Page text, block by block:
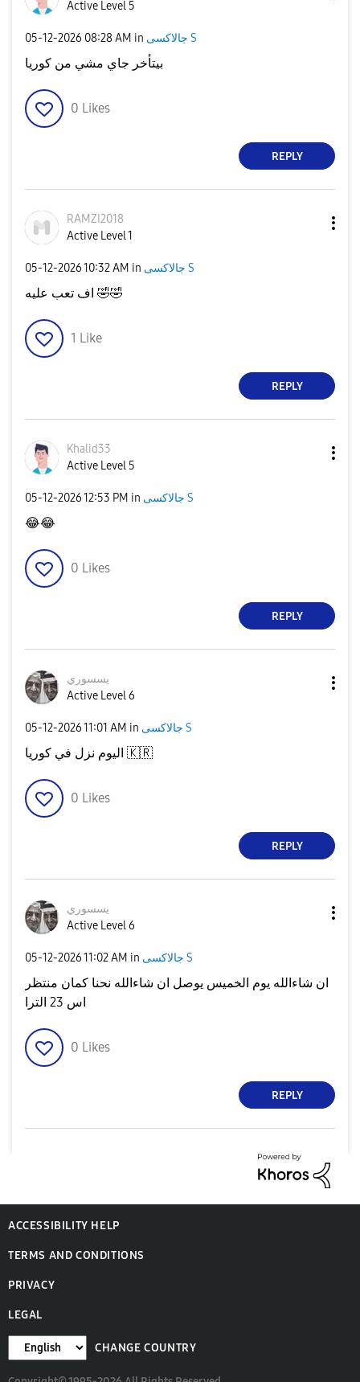
Active Level 5
‎05-12-2026 08:28 AM in جالاكسى S
بيتأخر جاي مشي من كوريا
0 Likes
REPLY
RAMZI2018
Active Level 1
‎05-12-202610:32 AM in جالاكسى S
🤣🤣
1 Like
REPLY
Khalid33
Active Level 5
‎05-12-202612:53 PM in جالاكسى S
😂😂
0 Likes
REPLY
يسسوري
Active Level 6
‎05-12-202611:01 AM in جالاكسى S
🇰🇷
0 Likes
REPLY
يسسوري
Active Level 6
‎05-12-202611:02 AM in جالاكسى S
ان شاءالله يوم الخميس يوصل ان شاءالله نحنا كمان منتظر
اس 23 الترا
0 Likes
REPLY
ACCESSIBILITY HELP
TERMS AND CONDITIONS
PRIVACY
LEGAL
CHANGE COUNTRY